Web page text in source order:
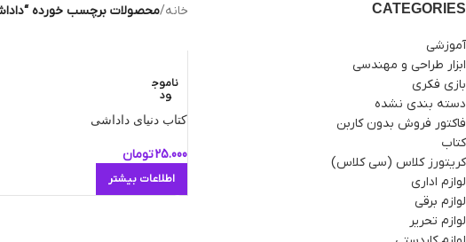
CATEGORIES
آموزشی
ابزار طراحی و مهندسی
بازی فکری
دسته بندی نشده
فاکتور فروش بدون کاربن
کتاب
کریتورز کلاس (سی کلاس)
لوازم اداری
لوازم برقی
لوازم تحریر
خانه/محصولات برچسب خورده
ناموج
ود
کتاب دنیای داداشی
25.000تومان
اطلاعات بیشتر